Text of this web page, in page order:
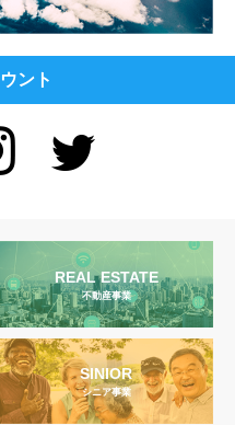
ント
REAL ESTATE
不動産事業
SINIOR
シニア事業